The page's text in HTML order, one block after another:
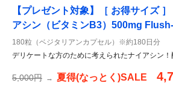
【プレゼント対象】［ お得サイズ
アシン（ビタミンB3）500mg
180粒（ベジタリアンカプセル）※約180日分
デリケートな方のために考えられたナイアシン
5,000円 → 夏得(なっとく)SALE